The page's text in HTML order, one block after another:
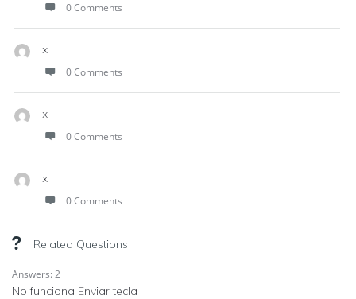
0 Comments
x
0 Comments
x
0 Comments
x
0 Comments
Related Questions
Answers: 2
No funciona Enviar tecla